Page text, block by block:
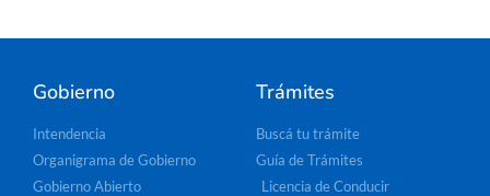
Gobierno
Intendencia
Organigrama de Gobierno
Gobierno Abierto
Trámites
Buscá tu trámite
Guía de Trámites
Licencia de Conducir